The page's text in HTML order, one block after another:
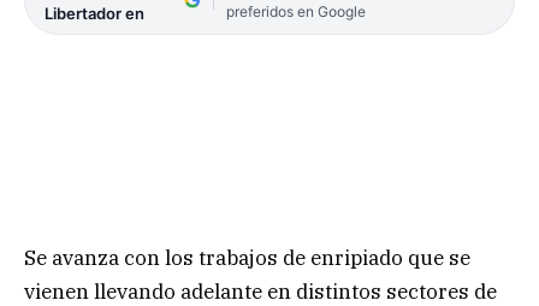
Libertador en
preferidos en Google
Se avanza con los trabajos de enripiado que se
vienen llevando adelante en distintos sectores de